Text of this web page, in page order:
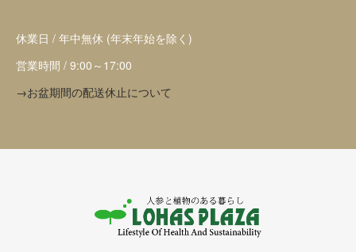
休業日 / 年中無休 (年末年始を除く)
営業時間 / 9:00～17:00
→お盆期間の配送休止について